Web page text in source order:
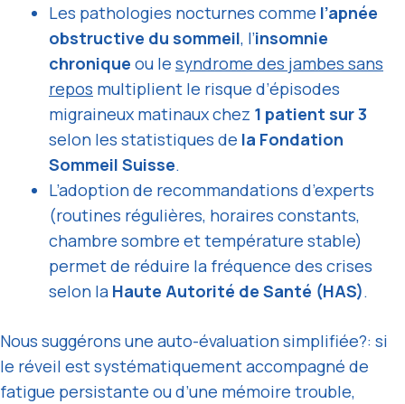
Les pathologies nocturnes comme l’apnée
obstructive du sommeil, l’insomnie
chronique ou le syndrome des jambes sans
repos multiplient le risque d’épisodes
migraineux matinaux chez 1 patient sur 3
selon les statistiques de la Fondation
Sommeil Suisse.
L’adoption de recommandations d’experts
(routines régulières, horaires constants,
chambre sombre et température stable)
permet de réduire la fréquence des crises
selon la Haute Autorité de Santé (HAS).
Nous suggérons une auto-évaluation simplifiée?: si
le réveil est systématiquement accompagné de
fatigue persistante ou d’une mémoire trouble,